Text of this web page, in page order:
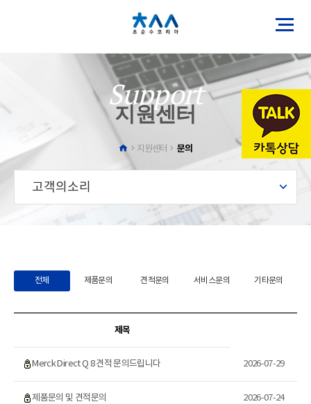
Support
지원센터
지원센터 문의
고객의소리
전체 제품문의 견적문의 서비스문의 기타문의
제목
Merck Direct Q 8 견적 문의드립니다 2026-07-29
제품문의 및 견적문의 2026-07-24